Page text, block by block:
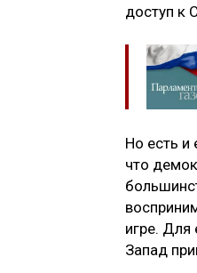
доступ к
Но есть и
что
игре. Для
Запад